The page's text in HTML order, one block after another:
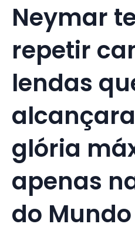
Neymar
repetir
lendas
glória
apenas
do Mundo